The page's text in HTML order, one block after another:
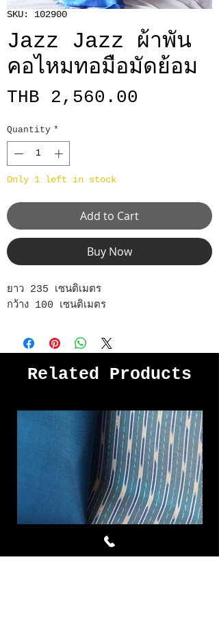
SKU: 102900
Jazz Jazz ผ้าพัน
คอไหมทอมือมัดย้อม
THB 2,560.00
Quantity *
Only 1 left in stock
Add to Cart
Buy Now
ยาว 235 เซนติเมตร
กว้าง 100 เซนติเมตร
Related Products